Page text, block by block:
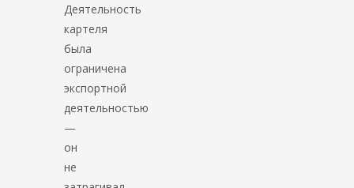
Деятельность
картеля
была
ограничена
экспортной
деятельностью
—
он
не